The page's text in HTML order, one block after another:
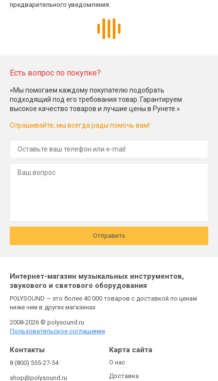
предварительного уведомления.
Есть вопрос по покупке?
«Мы помогаем каждому покупателю подобрать
подходящий под его требования товар. Гарантируем
высокое качество товаров и лучшие цены в Рунете.»
Спрашивайте, мы всегда рады помочь вам!
Отправить
Интернет-магазин музыкальных инструментов,
звукового и светового оборудования
POLYSOUND — это более 40 000 товаров с доставкой по ценам
ниже чем в других магазинах
2008-2026 © polysound.ru
Пользовательское соглашение
Контакты
8 (800) 555-27-54
shop@polysound.ru
Карта сайта
О нас
Доставка